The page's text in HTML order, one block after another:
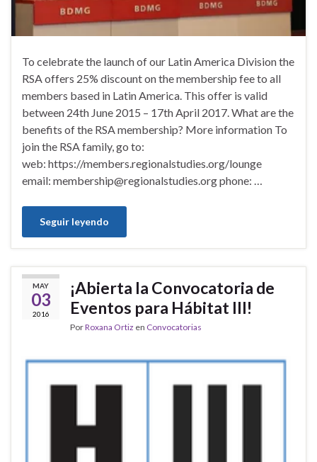
To celebrate the launch of our Latin America Division the
RSA offers 25% discount on the membership fee to all
members based in Latin America. This offer is valid
between 24th June 2015 – 17th April 2017. What are the
benefits of the RSA membership? More information To
join the RSA family, go to:
web: https://members.regionalstudies.org/lounge
email: membership@regionalstudies.org phone: …
Seguir leyendo
MAY
03
2016
¡Abierta la Convocatoria de
Eventos para Hábitat III!
PorRoxana Ortiz en Convocatorias